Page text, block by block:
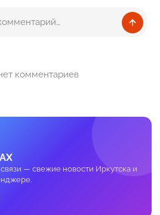
комментариев
— свежие новости Иркутска и